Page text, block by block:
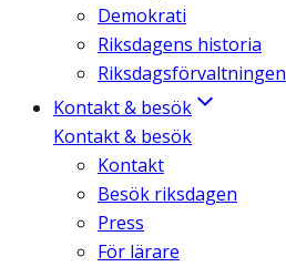
Demokrati
Riksdagens historia
Riksdagsförvaltningen
Kontakt & besök
Kontakt & besök
Kontakt
Besök riksdagen
Press
För lärare